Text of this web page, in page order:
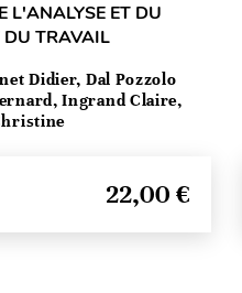
L'ANALYSE ET DU
DU TRAVAIL
Didier, Dal Pozzolo
Ingrand Claire,
22,00 €